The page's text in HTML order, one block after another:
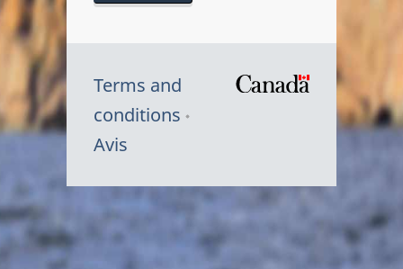
Terms and
conditions
Avis
Symbole
Canada